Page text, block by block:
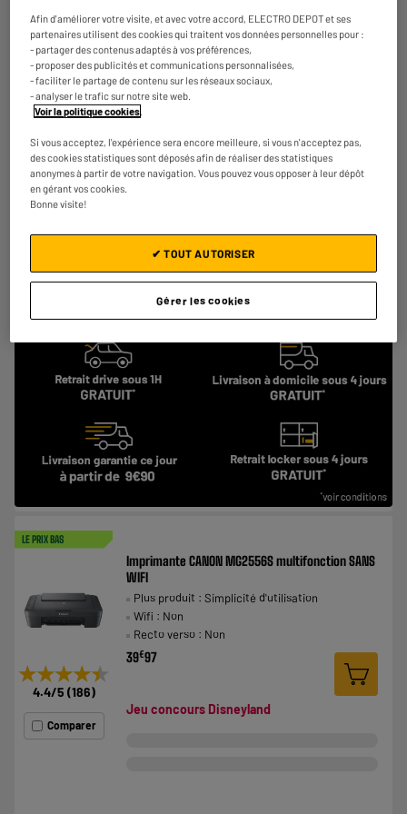
★★★★★
★★★★★
4.6/5(104)
Imprimante EPSON EcoTank ET-2871 multifonction
à réservoir
Plus produit : Impression économique
Wifi : Oui
Recto verso : Manuel
€
LE PRIX BAS
★★★★★
★★★★★
4.4/5 (186)
Comparer
Imprimante CANON MG2556S multifonction SANS
WIFI
Plus produit : Simplicité d'utilisation
Wifi : Non
Recto verso : Non
39€97
Jeu concours Disneyland
Afin d'améliorer votre visite, et avec votre accord, ELECTRO DEPOT et ses
partenaires utilisent des cookies qui traitent vos données personnelles pour :
- partager des contenus adaptés à vos préférences,
- proposer des publicités et communications personnalisées,
- faciliter le partage de contenu sur les réseaux sociaux,
- analyser le trafic sur notre site web.
Voir la politique cookies.
Si vous acceptez, l'expérience sera encore meilleure, si vous n'acceptez pas,
des cookies statistiques sont déposés afin de réaliser des statistiques
anonymes à partir de votre navigation. Vous pouvez vous opposer à leur dépôt
en gérant vos cookies.
Bonne visite!
Gérer les cookies
✔ TOUT AUTORISER